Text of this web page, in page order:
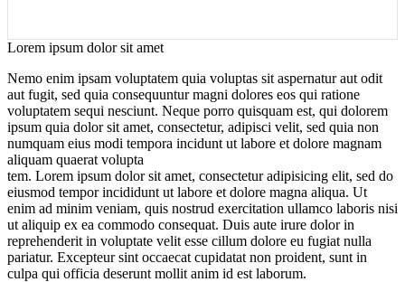
Lorem ipsum dolor sit amet
Nemo enim ipsam voluptatem quia voluptas sit aspernatur aut odit
aut fugit, sed quia consequuntur magni dolores eos qui ratione
voluptatem sequi nesciunt. Neque porro quisquam est, qui dolorem
ipsum quia dolor sit amet, consectetur, adipisci velit, sed quia non
numquam eius modi tempora incidunt ut labore et dolore magnam
aliquam quaerat volupta
tem. Lorem ipsum dolor sit amet, consectetur adipisicing elit, sed do
eiusmod tempor incididunt ut labore et dolore magna aliqua. Ut
enim ad minim veniam, quis nostrud exercitation ullamco laboris nisi
ut aliquip ex ea commodo consequat. Duis aute irure dolor in
reprehenderit in voluptate velit esse cillum dolore eu fugiat nulla
pariatur. Excepteur sint occaecat cupidatat non proident, sunt in
culpa qui officia deserunt mollit anim id est laborum.